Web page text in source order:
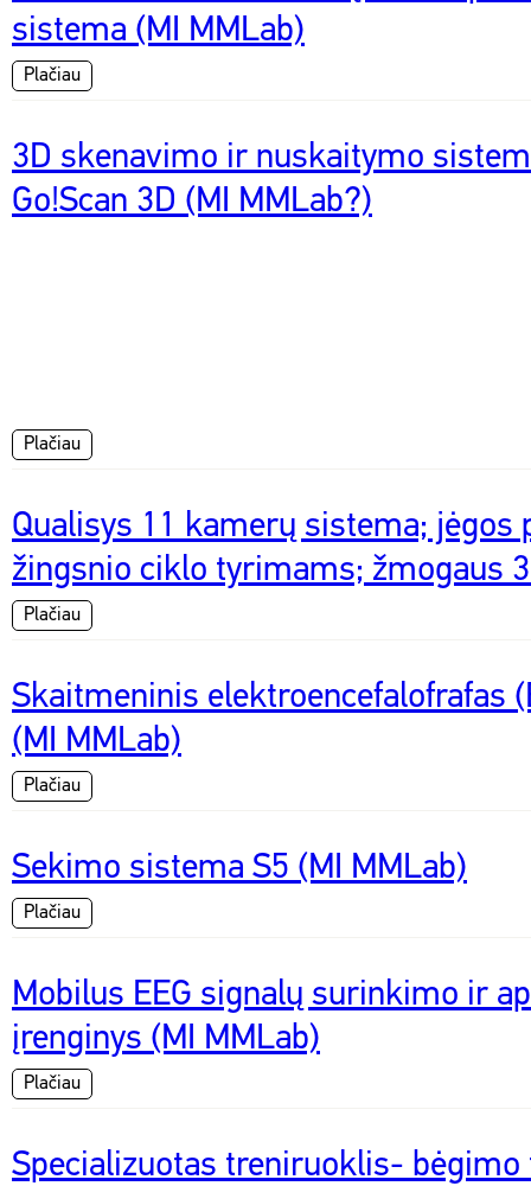
sistema (MI MMLab)
Plačiau
3D skenavimo ir nuskaitymo
Go!Scan 3D (MI MMLab?)
Plačiau
Qualisys 11 kamerų sistema; jėgos
žingsnio ciklo tyrimams; žmogaus
Plačiau
Skaitmeninis elektroencefalofrafas
(MI MMLab)
Plačiau
Sekimo sistema S5 (MI MMLab)
Plačiau
Mobilus EEG signalų surinkimo ir
įrenginys (MI MMLab)
Plačiau
Specializuotas treniruoklis- bėgimo